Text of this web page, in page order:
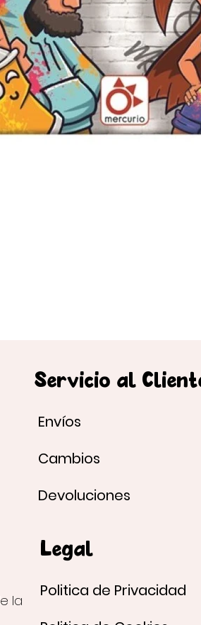
la
Servicio al
Envíos
Cambios
Devoluciones
Legal
Politica de Privacidad